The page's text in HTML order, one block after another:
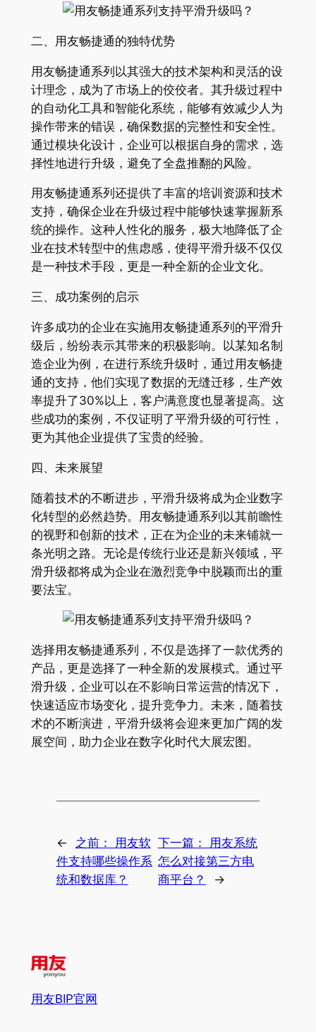
二、用友畅捷通的独特优势
用友畅捷通系列以其强大的技术架构和灵活的设
计理念，成为了市场上的佼佼者。其升级过程中
的自动化工具和智能化系统，能够有效减少人为
操作带来的错误，确保数据的完整性和安全性。
通过模块化设计，企业可以根据自身的需求，选
择性地进行升级，避免了全盘推翻的风险。
用友畅捷通系列还提供了丰富的培训资源和技术
支持，确保企业在升级过程中能够快速掌握新系
统的操作。这种人性化的服务，极大地降低了企
业在技术转型中的焦虑感，使得平滑升级不仅仅
是一种技术手段，更是一种全新的企业文化。
三、成功案例的启示
许多成功的企业在实施用友畅捷通系列的平滑升
级后，纷纷表示其带来的积极影响。以某知名制
造企业为例，在进行系统升级时，通过用友畅捷
通的支持，他们实现了数据的无缝迁移，生产效
率提升了30%以上，客户满意度也显著提高。这
些成功的案例，不仅证明了平滑升级的可行性，
更为其他企业提供了宝贵的经验。
四、未来展望
随着技术的不断进步，平滑升级将成为企业数字
化转型的必然趋势。用友畅捷通系列以其前瞻性
的视野和创新的技术，正在为企业的未来铺就一
条光明之路。无论是传统行业还是新兴领域，平
滑升级都将成为企业在激烈竞争中脱颖而出的重
要法宝。
选择用友畅捷通系列，不仅是选择了一款优秀的
产品，更是选择了一种全新的发展模式。通过平
滑升级，企业可以在不影响日常运营的情况下，
快速适应市场变化，提升竞争力。未来，随着技
术的不断演进，平滑升级将会迎来更加广阔的发
展空间，助力企业在数字化时代大展宏图。
← 之前：
用友软
件支持哪些操作系
统和数据库？
下一篇：
用友系统
怎么对接第三方电
商平台？
→
用友BIP官网